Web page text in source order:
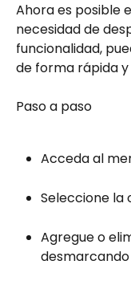
Ahora es posible
necesidad de
funcionalidad,
de forma rápida
Paso a paso
Acceda al
Seleccione la
Agregue o